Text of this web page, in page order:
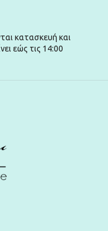
κατασκευή και
εώς τις 14:00